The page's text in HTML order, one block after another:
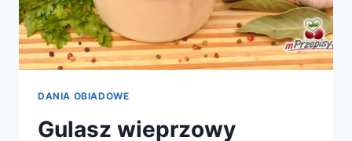
DANIA OBIADOWE
Gulasz wieprzowy